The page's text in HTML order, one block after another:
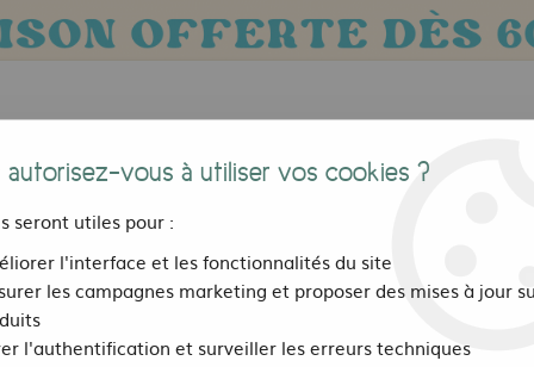
Bijoux, sacs et accessoires Pour les
shirt manches courtes >Top Bashung Curcuma
autorisez-vous à utiliser vos cookies ?
seront utiles pour :
l'interface et les fonctionnalités du site
les campagnes marketing et proposer des mises à jour
l'authentification et surveiller les erreurs techniques